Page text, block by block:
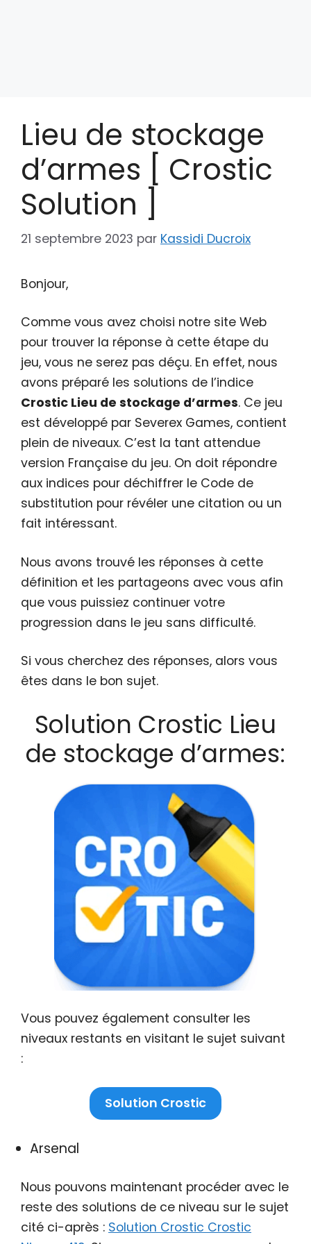
Lieu de stockage
d’armes [ Crostic
Solution ]
21 septembre 2023 par Kassidi Ducroix
Bonjour,
Comme vous avez choisi notre site Web
pour trouver la réponse à cette étape du
jeu, vous ne serez pas déçu. En effet, nous
avons préparé les solutions de l’indice
Crostic Lieu de stockage d’armes. Ce jeu
est développé par Severex Games, contient
plein de niveaux. C’est la tant attendue
version Française du jeu. On doit répondre
aux indices pour déchiffrer le Code de
substitution pour révéler une citation ou un
fait intéressant.
Nous avons trouvé les réponses à cette
définition et les partageons avec vous afin
que vous puissiez continuer votre
progression dans le jeu sans difficulté.
Si vous cherchez des réponses, alors vous
êtes dans le bon sujet.
Solution Crostic Lieu
de stockage d’armes:
Vous pouvez également consulter les
niveaux restants en visitant le sujet suivant
:
Solution Crostic
Arsenal
Nous pouvons maintenant procéder avec le
reste des solutions de ce niveau sur le sujet
cité ci-après : Solution Crostic Crostic